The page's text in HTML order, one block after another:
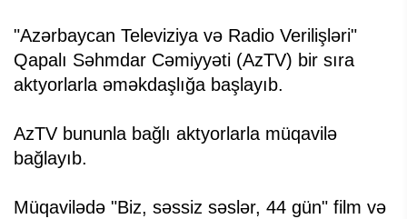
"Azərbaycan Televiziya və Radio Verilişləri"
Qapalı Səhmdar Cəmiyyəti (AzTV) bir sıra
aktyorlarla əməkdaşlığa başlayıb.
AzTV bununla bağlı aktyorlarla müqavilə
bağlayıb.
Müqavilədə "Biz, səssiz səslər, 44 gün" film və